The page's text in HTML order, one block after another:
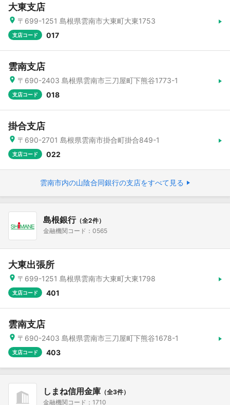
大東支店
〒699-1251 島根県雲南市大東町大東1753
支店コード 017
雲南支店
〒690-2403 島根県雲南市三刀屋町下熊谷1773-1
支店コード 018
掛合支店
〒690-2701 島根県雲南市掛合町掛合849-1
支店コード 022
雲南市内の山陰合同銀行の支店をすべて見る
島根銀行（全2件）
金融機関コード：0565
大東出張所
〒699-1251 島根県雲南市大東町大東1798
支店コード 401
雲南支店
〒690-2403 島根県雲南市三刀屋町下熊谷1678-1
支店コード 403
しまね信用金庫 （全3件）
金融機関コード：1710